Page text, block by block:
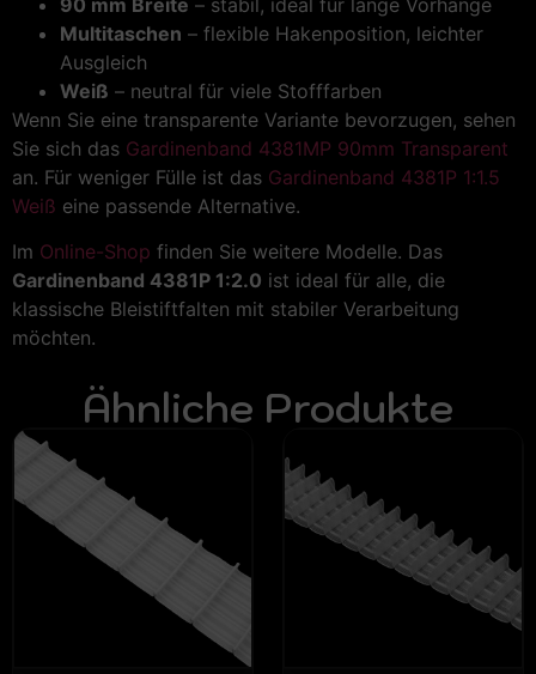
Multitaschen – flexible Hakenposition, leichter
Ausgleich
Weiß – neutral für viele Stofffarben
Wenn Sie eine transparente Variante bevorzugen, sehen
Sie sich das Gardinenband 4381MP 90mm Transparent
an. Für weniger Fülle ist das Gardinenband 4381P 1:1.5
Weiß eine passende Alternative.
Im Online-Shop finden Sie weitere Modelle. Das
Gardinenband 4381P 1:2.0 ist ideal für alle, die
klassische Bleistiftfalten mit stabiler Verarbeitung
möchten.
Ähnliche Produkte